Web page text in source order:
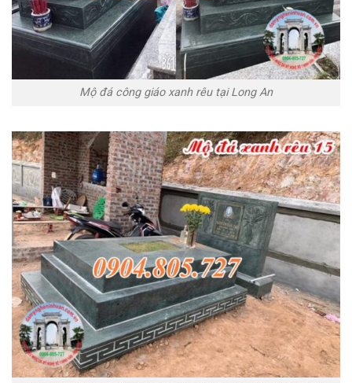
Mộ đá công giáo xanh rêu tại Long An